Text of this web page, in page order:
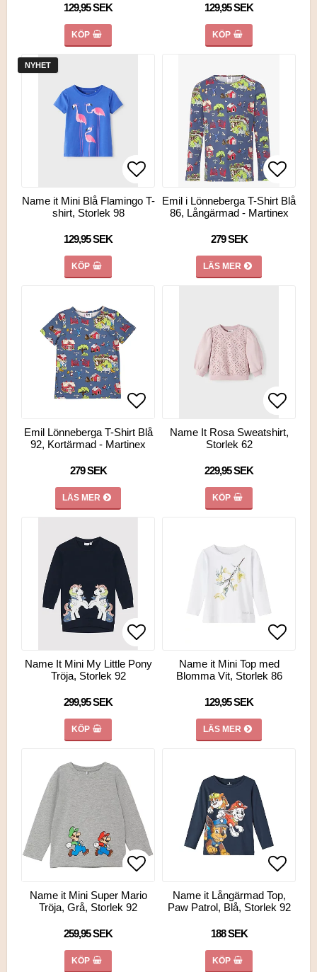
129,95 SEK
KÖP
129,95 SEK
KÖP
NYHET
Lägg till i favoritlistan
Lägg till i favoritlistan
Name it Mini Blå Flamingo T-
shirt, Storlek 98
129,95 SEK
KÖP
Lägg
Emil i Lönneberga T-Shirt Blå
86, Långärmad - Martinex
279 SEK
LÄS MER
Lägg till i favoritlistan
Emil Lönneberga T-Shirt Blå
92, Kortärmad - Martinex
279 SEK
LÄS MER
Lägg
Lägg
Name It Rosa Sweatshirt,
Storlek 62
229,95 SEK
KÖP
Lägg till i favoritlistan
Lägg till i favoritlistan
Name It Mini My Little Pony
Tröja, Storlek 92
299,95 SEK
KÖP
Lägg
Lägg
Name it Mini Top med
Blomma Vit, Storlek 86
129,95 SEK
LÄS MER
Lägg till i favoritlistan
Lägg till i favoritlistan
Name it Mini Super Mario
Tröja, Grå, Storlek 92
259,95 SEK
KÖP
Lägg
Lägg
Name it Långärmad Top,
Paw Patrol, Blå, Storlek 92
188 SEK
KÖP